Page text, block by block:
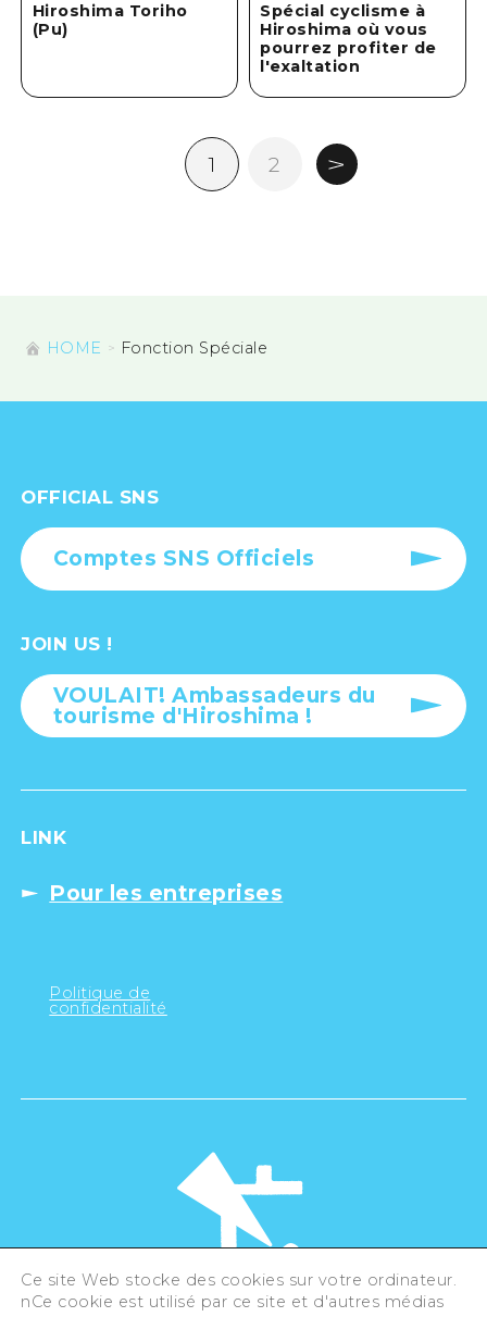
Hiroshima Toriho
(Pu)
Spécial cyclisme à
Hiroshima où vous
pourrez profiter de
l'exaltation
1 2
HOME Fonction Spéciale
OFFICIAL SNS
Comptes SNS Officiels
JOIN US !
VOULAIT! Ambassadeurs du
tourisme d'Hiroshima !
LINK
Pour les entreprises
Politique de
confidentialité
Ce site Web stocke des cookies sur votre ordinateur.
nCe cookie est utilisé par ce site et d'autres médias